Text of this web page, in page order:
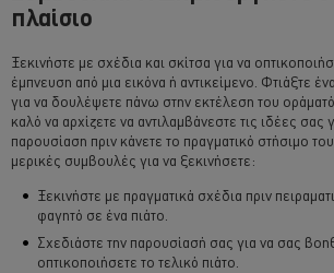
πλαίσιο
Ξεκινήστε με σχέδια και σκίτσα για να
έμπνευση από μια εικόνα ή αντικείμενο. Φτιάξτε
για να δουλέψετε πάνω στην εκτέλεση του
καλό να αρχίζετε να αντιλαμβάνεστε τις ιδέες σας
παρουσίαση πριν κάνετε το πραγματικό στήσιμο
μερικές συμβουλές για να ξεκινήσετε:
Ξεκινήστε με πραγματικά σχέδια πριν
φαγητό σε ένα πιάτο.
Σχεδιάστε την παρουσίασή σας για να σας
οπτικοποιήσετε το τελικό πιάτο.